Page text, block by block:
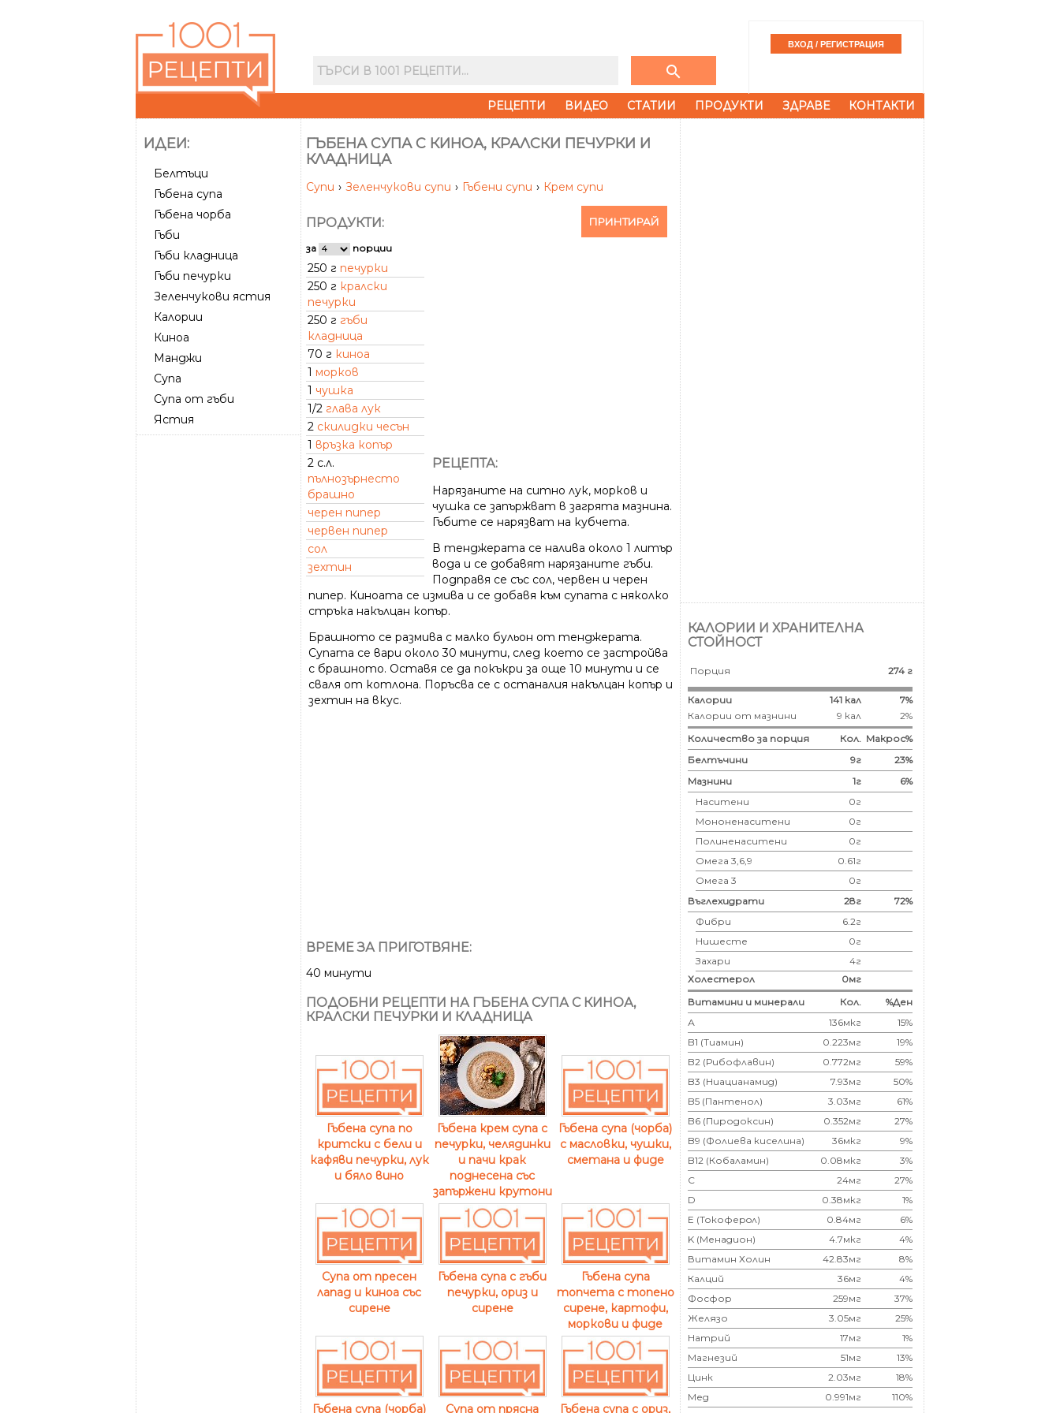
search
РЕЦЕПТИ ВИДЕО СТАТИИ ПРОДУКТИ ЗДРАВЕ КОНТАКТИ
ИДЕИ:
Белтъци
Гъбена супа
Гъбена чорба
Гъби
Гъби кладница
Гъби печурки
Зеленчукови ястия
Калории
Киноа
Манджи
Супа
Супа от гъби
Ястия
ГЪБЕНА СУПА С КИНОА, КРАЛСКИ ПЕЧУРКИ И
КЛАДНИЦА
Супи › Зеленчукови супи › Гъбени супи › Крем супи
ПРИНТИРАЙ
ПРОДУКТИ:
за порции
250 г печурки
250 г кралски
печурки
250 г гъби
кладница
70 г киноа
1 морков
1 чушка
1/2 глава лук
2 скилидки чесън
1 връзка копър
2 с.л.
пълнозърнесто
брашно
черен пипер
червен пипер
сол
зехтин
РЕЦЕПТА:
Нарязаните на ситно лук, морков и
чушка се запържват в загрята мазнина.
Гъбите се нарязват на кубчета.
В тенджерата се налива около 1 литър
вода и се добавят нарязаните гъби.
Подправя се със сол, червен и черен
пипер. Киноата се измива и се добавя към супата с няколко
стръка накълцан копър.
Брашното се размива с малко бульон от тенджерата.
Супата се вари около 30 минути, след което се застройва
с брашното. Оставя се да покъкри за още 10 минути и се
сваля от котлона. Поръсва се с останалия накълцан копър и
зехтин на вкус.
ВРЕМЕ ЗА ПРИГОТВЯНЕ:
40 минути
ПОДОБНИ РЕЦЕПТИ НА ГЪБЕНА СУПА С КИНОА,
КРАЛСКИ ПЕЧУРКИ И КЛАДНИЦА
Гъбена супа по
критски с бели и
кафяви печурки, лук
и бяло вино
Гъбена крем супа с
печурки, челядинки
и пачи крак
поднесена със
запържени крутони
Гъбена супа (чорба)
с масловки, чушки,
сметана и фиде
Супа от пресен
лапад и киноа със
сирене
Гъбена супа с гъби
печурки, ориз и
сирене
Гъбена супа
топчета с топено
сирене, картофи,
моркови и фиде
Гъбена супа (чорба)
Супа от прясна
Гъбена супа с ориз,
КАЛОРИИ И ХРАНИТЕЛНА
СТОЙНОСТ
Порция 274 г
Калории 141 кал
7%
Калории от мазнини
9 кал
2%
Количество за порция
Кол. Макрос%
Белтъчини
9г
23%
Мазнини
1г
6%
Наситени
0г
Мононенаситени
0г
Полиненаситени
0г
Омега 3,6,9
0.61г
Омега 3
0г
Въглехидрати
28г
72%
Фибри
6.2г
Нишесте
0г
Захари
4г
Холестерол
0мг
Витамини и минерали
Кол.
%Ден
А
136мкг
15%
B1 (Тиамин)
0.223мг
19%
B2 (Рибофлавин)
0.772мг
59%
B3 (Ниацианамид)
7.93мг
50%
B5 (Пантенол)
3.03мг
61%
B6 (Пиродоксин)
0.352мг
27%
B9 (Фолиева киселина)
36мкг
9%
B12 (Кобаламин)
0.08мкг
3%
C
24мг
27%
D
0.38мкг
1%
E (Токоферoл)
0.84мг
6%
K (Менадион)
4.7мкг
4%
Витамин Холин
42.83мг
8%
Калций
36мг
4%
Фосфор
259мг
37%
Желязо
3.05мг
25%
Натрий
17мг
1%
Магнезий
51мг
13%
Цинк
2.03мг
18%
Мед
0.991мг
110%